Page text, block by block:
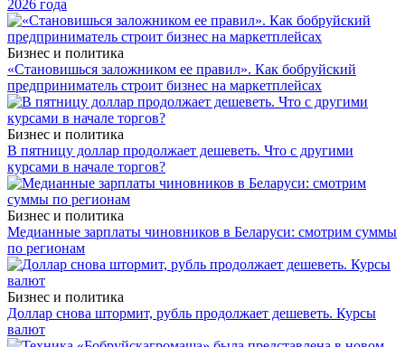
2026 года
Бизнес и политика
«Становишься заложником ее правил». Как бобруйский
предприниматель строит бизнес на маркетплейсах
Бизнес и политика
В пятницу доллар продолжает дешеветь. Что с другими
курсами в начале торгов?
Бизнес и политика
Медианные зарплаты чиновников в Беларуси: смотрим суммы
по регионам
Бизнес и политика
Доллар снова штормит, рубль продолжает дешеветь. Курсы
валют